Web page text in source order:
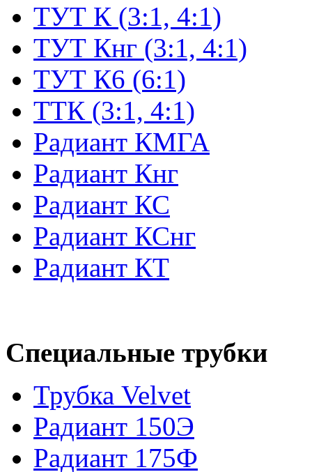
ТУТ К (3:1, 4:1)
ТУТ Кнг (3:1, 4:1)
ТУТ К6 (6:1)
ТТК (3:1, 4:1)
Радиант КМГА
Радиант Кнг
Радиант КС
Радиант КСнг
Радиант КТ
Специальные трубки
Трубка Velvet
Радиант 150Э
Радиант 175Ф